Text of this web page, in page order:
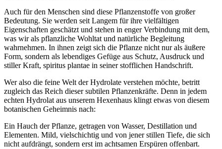
Auch für den Menschen sind diese Pflanzenstoffe von großer
Bedeutung. Sie werden seit Langem für ihre vielfältigen
Eigenschaften geschätzt und stehen in enger Verbindung mit dem,
was wir als pflanzliche Wohltat und natürliche Begleitung
wahrnehmen. In ihnen zeigt sich die Pflanze nicht nur als äußere
Form, sondern als lebendiges Gefüge aus Schutz, Ausdruck und
stiller Kraft, spiritus plantae in seiner stofflichen Handschrift.
Wer also die feine Welt der Hydrolate verstehen möchte, betritt
zugleich das Reich dieser subtilen Pflanzenkräfte. Denn in jedem
echten Hydrolat aus unserem Hexenhaus klingt etwas von diesem
botanischen Geheimnis nach:
Ein Hauch der Pflanze, getragen von Wasser, Destillation und
Elementen. Mild, vielschichtig und von jener stillen Tiefe, die sich
nicht aufdrängt, sondern erst im achtsamen Erspüren offenbart.